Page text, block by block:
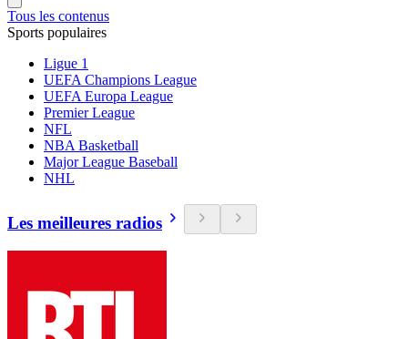
Tous les contenus
Sports populaires
Ligue 1
UEFA Champions League
UEFA Europa League
Premier League
NFL
NBA Basketball
Major League Baseball
NHL
Les meilleures radios